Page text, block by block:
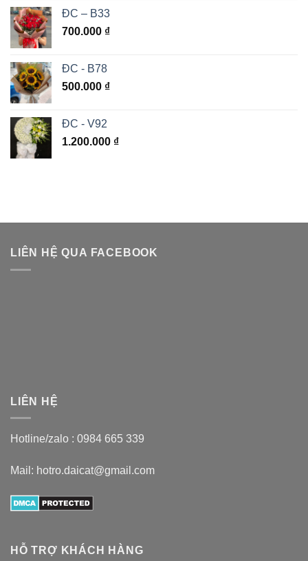
ĐC – B33
700.000 ₫
ĐC - B78
500.000 ₫
ĐC - V92
1.200.000 ₫
LIÊN HỆ QUA FACEBOOK
LIÊN HỆ
Hotline/zalo : 0984 665 339
Mail: hotro.daicat@gmail.com
HỖ TRỢ KHÁCH HÀNG